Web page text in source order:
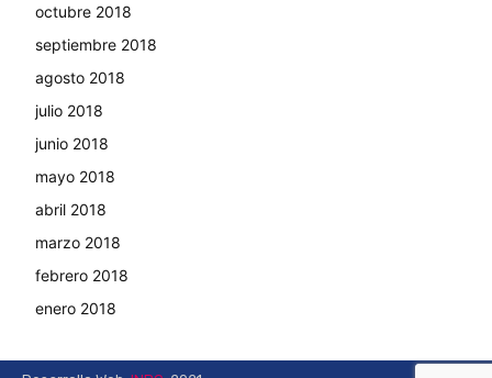
octubre 2018
septiembre 2018
agosto 2018
julio 2018
junio 2018
mayo 2018
abril 2018
marzo 2018
febrero 2018
enero 2018